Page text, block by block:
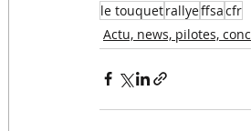
le touquetrallyeffsacfr
Actu, news, pilotes,